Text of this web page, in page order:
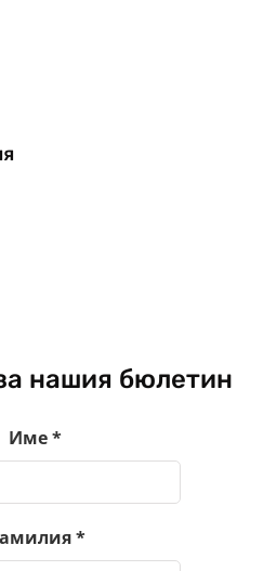
нашия бюлетин
Име*
*